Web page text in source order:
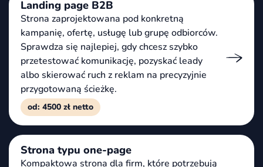
Landing page B2B
Strona zaprojektowana pod konkretną
kampanię, ofertę, usługę lub grupę odbiorców.
Sprawdza się najlepiej, gdy chcesz szybko
przetestować komunikację, pozyskać leady
albo skierować ruch z reklam na precyzyjnie
przygotowaną ścieżkę.
od: 4500 zł netto
Strona typu one-page
Kompaktowa strona dla firm, które potrzebują